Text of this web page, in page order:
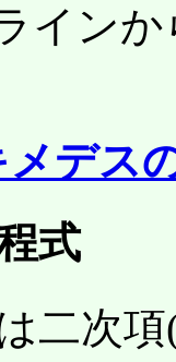
イン
メデス
式
二次